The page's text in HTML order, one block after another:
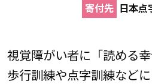
寄付先 日本点
視覚障がい者に「読める幸
歩行訓練や点字訓練など